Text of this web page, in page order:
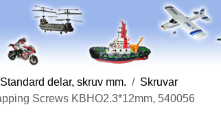
Standard delar, skruv mm.
Skruvar
Screws KBHO2.3*12mm, 540056